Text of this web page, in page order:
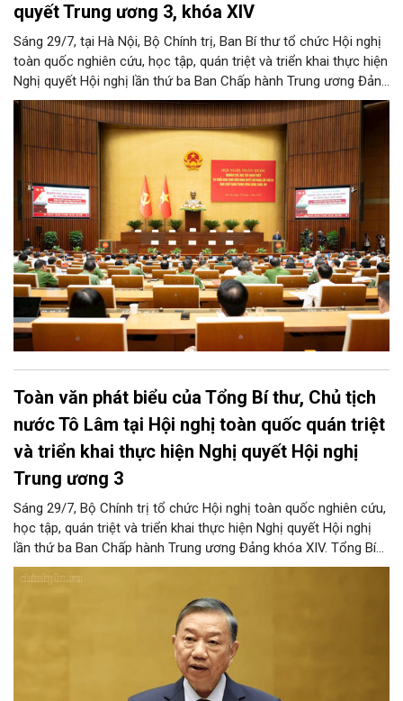
quyết Trung ương 3, khóa XIV
Sáng 29/7, tại Hà Nội, Bộ Chính trị, Ban Bí thư tổ chức Hội nghị
toàn quốc nghiên cứu, học tập, quán triệt và triển khai thực hiện
Nghị quyết Hội nghị lần thứ ba Ban Chấp hành Trung ương Đảng
khóa XIV.
Toàn văn phát biểu của Tổng Bí thư, Chủ tịch
nước Tô Lâm tại Hội nghị toàn quốc quán triệt
và triển khai thực hiện Nghị quyết Hội nghị
Trung ương 3
Sáng 29/7, Bộ Chính trị tổ chức Hội nghị toàn quốc nghiên cứu,
học tập, quán triệt và triển khai thực hiện Nghị quyết Hội nghị
lần thứ ba Ban Chấp hành Trung ương Đảng khóa XIV. Tổng Bí
thư, Chủ tịch nước Tô Lâm đã có bài phát biểu chỉ đạo quan
trọng. Tạp chí Người Hà Nội trân trọng giới thiệu toàn văn bài
phát biểu của đồng chí Tổng Bí thư, Chủ tịch nước.